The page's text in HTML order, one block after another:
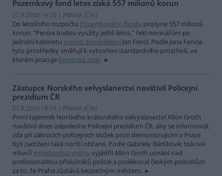
Pozemkový fond letos získá 557 milionů korun
27.9.2000 19:20 | PRAHA (ČIA)
Do letošního rozpočtu Pozemkového fondu poplyne 557 milionů
korun. "Peníze budou využity ještě letos," řekl novinářům po
jednání kabinetu ministr zemědělství Jan Fencl. Podle Jana Fencla
tyto prostředky směřují k vytvoření standardního prostředí, ve
kterém pracuje Evropská unie.
Zástupce Norského velvyslanectví navštívil Policejní
prezídium ČR
27.9.2000 18:15 | PRAHA (ČIA)
První tajemník Norského královského velvyslanectví Allon Groth
navštívil dnes odpoledne Policejní prezídium ČR, aby se informoval,
zda při zákrocích policejních složek proti demonstrujícím v Praze
byli zadrženi také norští občané. Podle Gabriely Bártíkové, tiskové
mluvčí ministerstva vnitra, vyjádřil Allon Groth uznání nad
profesionalitou příslušníků policie a poděkoval českým policistům
za to, že Praha zůstává bezpečným městem.